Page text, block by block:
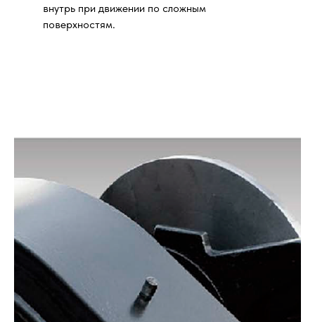
внутрь при движении по сложным
поверхностям.